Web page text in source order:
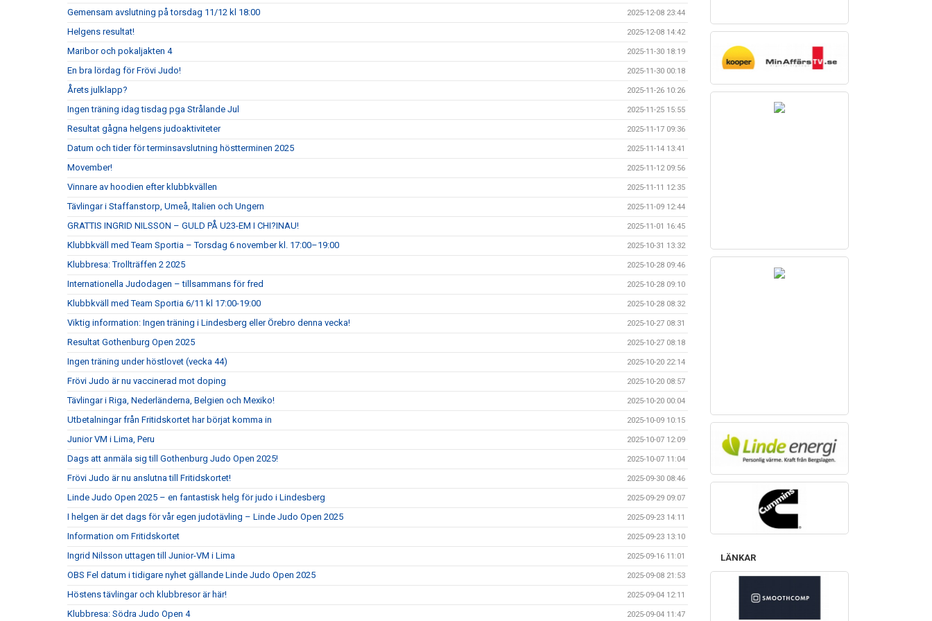
Gemensam avslutning på torsdag 11/12 kl 18:00 2025-12-08 23:44
Helgens resultat! 2025-12-08 14:42
Maribor och pokaljakten 4 2025-11-30 18:19
En bra lördag för Frövi Judo! 2025-11-30 00:18
Årets julklapp? 2025-11-26 10:26
Ingen träning idag tisdag pga Strålande Jul 2025-11-25 15:55
Resultat gågna helgens judoaktiviteter 2025-11-17 09:36
Datum och tider för terminsavslutning höstterminen 2025 2025-11-14 13:41
Movember! 2025-11-12 09:56
Vinnare av hoodien efter klubbkvällen 2025-11-11 12:35
Tävlingar i Staffanstorp, Umeå, Italien och Ungern 2025-11-09 12:44
GRATTIS INGRID NILSSON – GULD PÅ U23-EM I CHI?INAU! 2025-11-01 16:45
Klubbkväll med Team Sportia – Torsdag 6 november kl. 17:00–19:00 2025-10-31 13:32
Klubbresa: Trollträffen 2 2025 2025-10-28 09:46
Internationella Judodagen – tillsammans för fred 2025-10-28 09:10
Klubbkväll med Team Sportia 6/11 kl 17:00-19:00 2025-10-28 08:32
Viktig information: Ingen träning i Lindesberg eller Örebro denna vecka! 2025-10-27 08:31
Resultat Gothenburg Open 2025 2025-10-27 08:18
Ingen träning under höstlovet (vecka 44) 2025-10-20 22:14
Frövi Judo är nu vaccinerad mot doping 2025-10-20 08:57
Tävlingar i Riga, Nederländerna, Belgien och Mexiko! 2025-10-20 00:04
Utbetalningar från Fritidskortet har börjat komma in 2025-10-09 10:15
Junior VM i Lima, Peru 2025-10-07 12:09
Dags att anmäla sig till Gothenburg Judo Open 2025! 2025-10-07 11:04
Frövi Judo är nu anslutna till Fritidskortet! 2025-09-30 08:46
Linde Judo Open 2025 – en fantastisk helg för judo i Lindesberg 2025-09-29 09:07
I helgen är det dags för vår egen judotävling – Linde Judo Open 2025 2025-09-23 14:11
Information om Fritidskortet 2025-09-23 13:10
Ingrid Nilsson uttagen till Junior-VM i Lima 2025-09-16 11:01
OBS Fel datum i tidigare nyhet gällande Linde Judo Open 2025 2025-09-08 21:53
Höstens tävlingar och klubbresor är här! 2025-09-04 12:11
Klubbresa: Södra Judo Open 4 2025-09-04 11:47
LÄNKAR